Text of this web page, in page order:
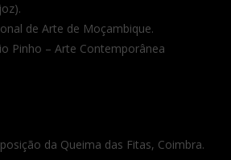
de Arte de Moçambique.
Pinho – Arte Contemporânea
da Queima das Fitas, Coimbra.